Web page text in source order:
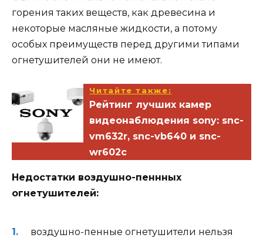
горения таких веществ, как древесина и
некоторые масляные жидкости, а потому
особых преимуществ перед другими типами
огнетушителей они не имеют.
Читайте также:
Рейтинг лучших камер
видеонаблюдения sony: snc-
vm632r, snc-vb640 и snc-
wr602c
Недостатки воздушно-пеннных
огнетушителей:
воздушно-пенные огнетушители нельзя